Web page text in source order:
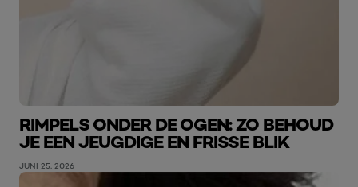
RIMPELS ONDER DE OGEN: ZO BEHOUD
JE EEN JEUGDIGE EN FRISSE BLIK
JUNI 25, 2026